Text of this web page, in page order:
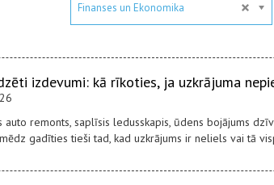
Finanses un Ekonomika
izdevumi: kā rīkoties, ja uzkrājuma
auto remonts, saplīsis ledusskapis, ūdens bojājums
gadīties tieši tad, kad uzkrājums ir neliels vai tā